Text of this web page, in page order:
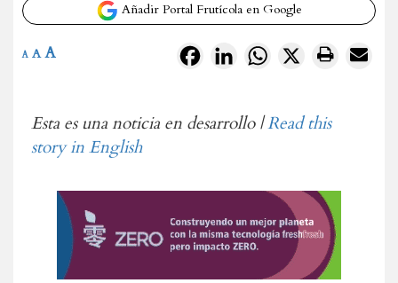
Añadir Portal Frutícola en Google
FacebookLinkedInWhatsApp
X
A A A
Esta es una noticia en desarrollo |Read this
story in English